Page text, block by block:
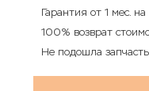
Гарантия от 1 мес. на
100% возврат
Не подошла